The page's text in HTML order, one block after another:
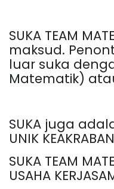
SUKA TEAM
maksud.
luar suka
Matematik)
SUKA juga
UNIK
SUKA TEAM
USAHA